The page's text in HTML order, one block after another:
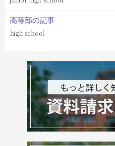
高等部の記事
high school